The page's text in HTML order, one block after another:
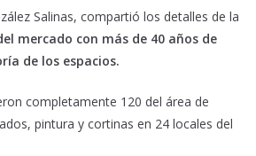
Salinas, compartió los detalles de la
mercado con más de 40 años de
de los espacios.
completamente 120 del área de
pintura y cortinas en 24 locales del